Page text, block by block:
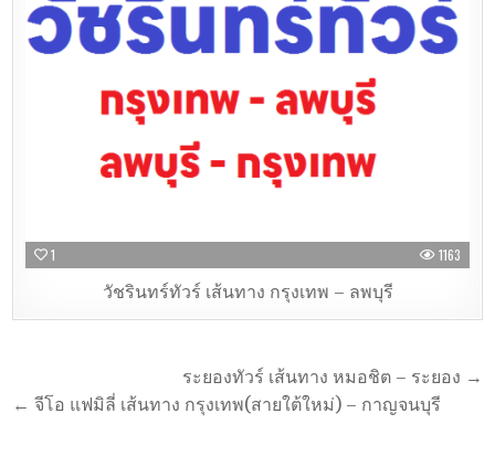
1 1163
วัชรินทร์ทัวร์ เส้นทาง กรุงเทพ – ลพบุรี
ระยองทัวร์ เส้นทาง หมอชิต – ระยอง →
← จีโอ แฟมิลี่ เส้นทาง กรุงเทพ(สายใต้ใหม่) – กาญจนบุรี